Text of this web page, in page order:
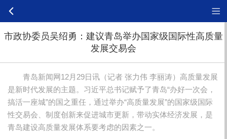
市政协委员吴绍勇：建议青岛举办国家级国际性高质量
发展交易会
青岛新闻网12月29日讯（记者 张力伟 李丽涛）高质量发展
是新时代发展的主题。习近平总书记赋予了青岛“办好一次会，
搞活一座城”的国之重任，通过举办“高质量发展”的国家级国际
性交易会、制度创新来促进城市更新，带动实体经济发展，是
青岛建设高质量发展体系要考虑的因素之一。